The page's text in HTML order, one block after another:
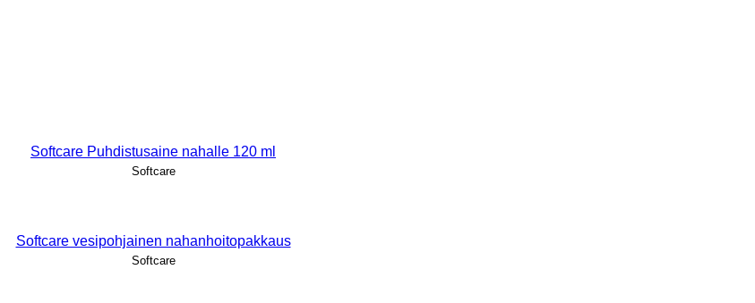
Softcare Puhdistusaine nahalle 120 ml
Softcare
Softcare vesipohjainen nahanhoitopakkaus
Softcare